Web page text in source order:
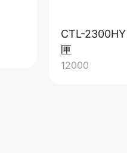
CTL-
匣
12000